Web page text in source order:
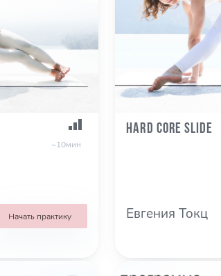
~10мин
Начать практику
Hard Core Slide
Евгения Токц